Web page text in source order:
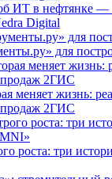
ИТ в нефтянке —
Digital
для
меняет жизнь:
продаж 2ГИС
роста: три